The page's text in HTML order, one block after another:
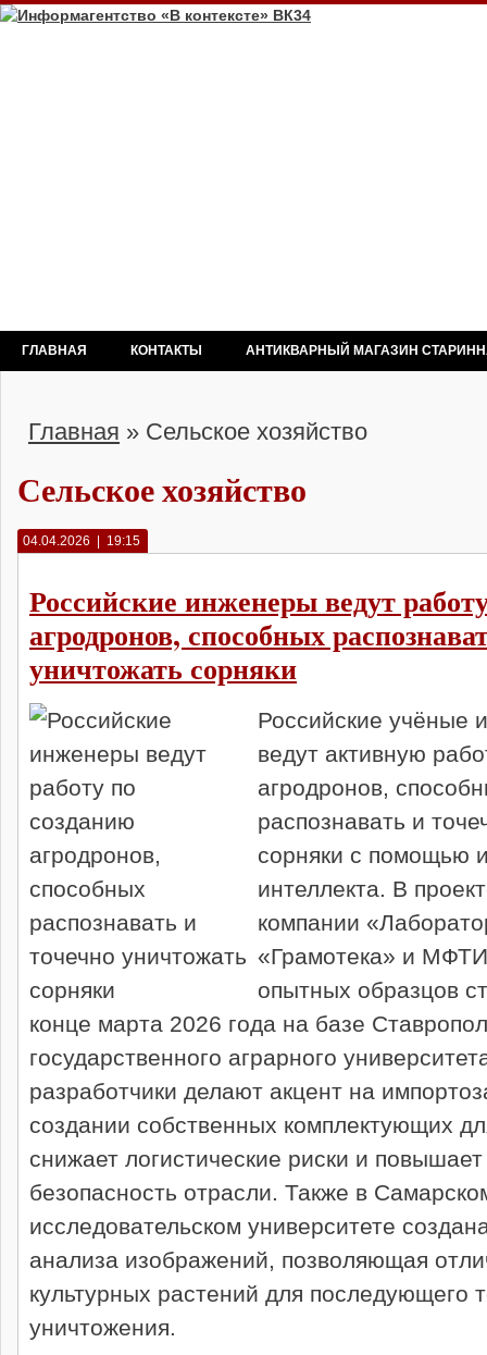
ГЛАВНАЯ КОНТАКТЫ АНТИКВАРНЫЙ МАГАЗИН
Главная » Сельское хозяйство
Сельское хозяйство
04.04.2026 | 19:15
Российские инженеры ведут
агродронов, способных
уничтожать сорняки
Российские учёные
ведут активную
агродронов,
распознавать и
сорняки с помощью
интеллекта. В
компании
«Грамотека» и
опытных образцов
конце марта 2026 года на базе
государственного аграрного
разработчики делают акцент на
создании собственных комплектующих
снижает логистические риски и
безопасность отрасли. Также в
исследовательском университете
анализа изображений, позволяющая
культурных растений для последующего
уничтожения.